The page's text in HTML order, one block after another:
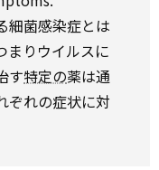
細菌感染症とは
まりウイルスに
す特定の薬は通
ぞれの症状に対